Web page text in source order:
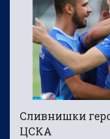
Сливнишки
ЦСКА